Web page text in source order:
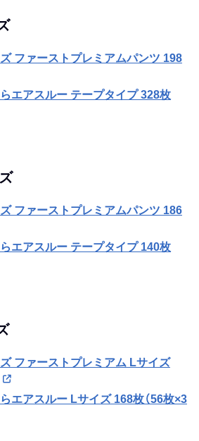
ファーストプレミアムパンツ 198
エアスルー テープタイプ 328枚
ファーストプレミアムパンツ 186
エアスルー テープタイプ 140枚
ファーストプレミアム Lサイズ
エアスルー Lサイズ 168枚（56枚×3